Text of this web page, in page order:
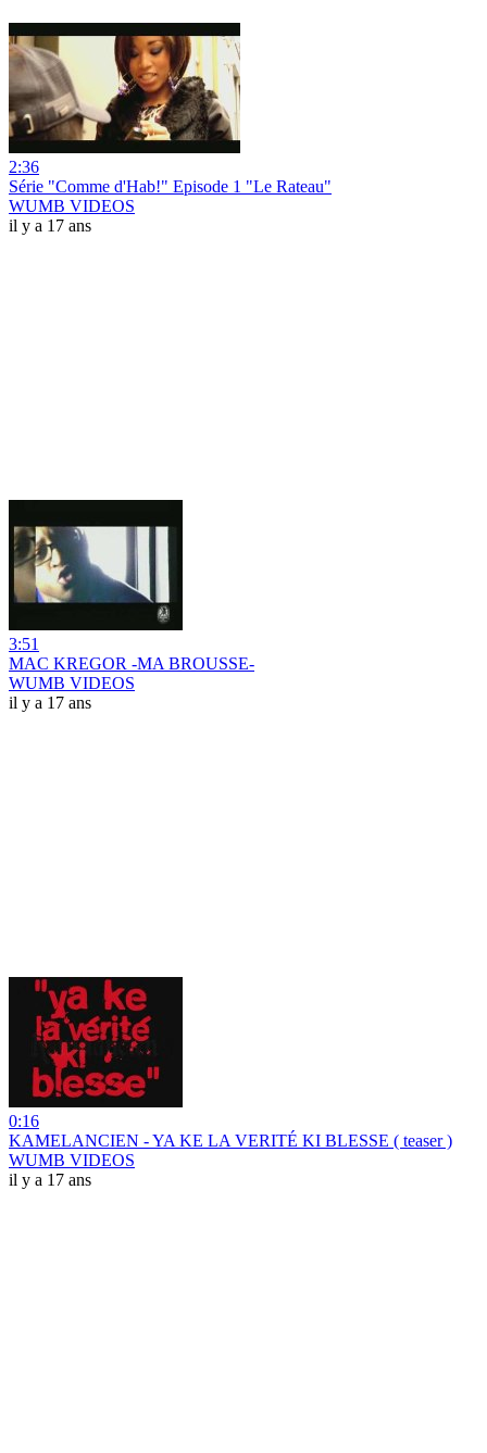
2:36
Série "Comme d'Hab!" Episode 1 "Le Rateau"
WUMB VIDEOS
il y a 17 ans
3:51
MAC KREGOR -MA BROUSSE-
WUMB VIDEOS
il y a 17 ans
0:16
KAMELANCIEN - YA KE LA VERITÉ KI BLESSE ( teaser )
WUMB VIDEOS
il y a 17 ans